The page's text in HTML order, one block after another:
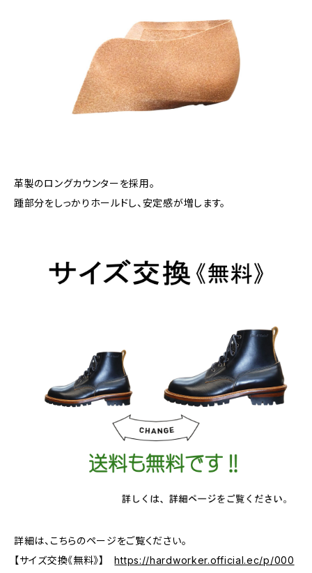
革製のロングカウンターを採用。
踵部分をしっかりホールドし、安定感が増します。
詳細は、こちらのページをご覧ください。
【サイズ交換《無料》】https://hardworker.official.ec/p/000